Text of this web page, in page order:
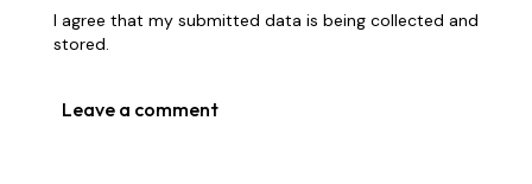
I agree that my submitted data is being collected and
stored.